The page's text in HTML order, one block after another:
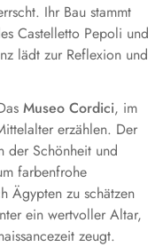
Ihr Bau stammt
Castelletto Pepoli und
lädt zur Reflexion und
Museo Cordici, im
erzählen. Der
der Schönheit und
farbenfrohe
Ägypten zu schätzen
ein wertvoller Altar,
zeugt.